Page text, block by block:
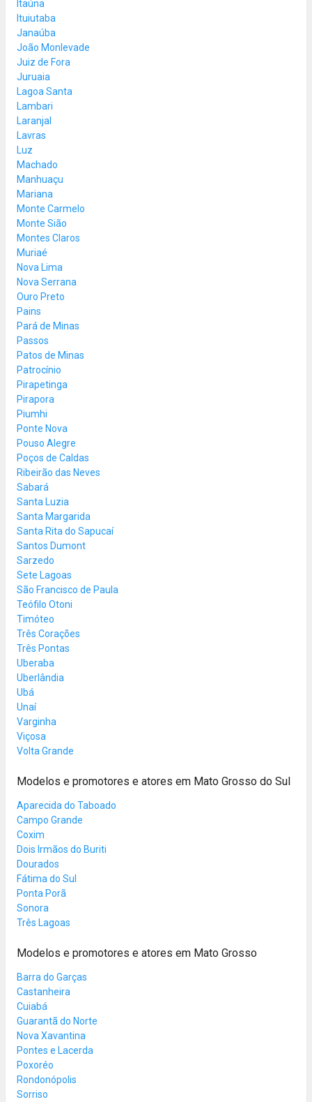
Itaúna
Ituiutaba
Janaúba
João Monlevade
Juiz de Fora
Juruaia
Lagoa Santa
Lambari
Laranjal
Lavras
Luz
Machado
Manhuaçu
Mariana
Monte Carmelo
Monte Sião
Montes Claros
Muriaé
Nova Lima
Nova Serrana
Ouro Preto
Pains
Pará de Minas
Passos
Patos de Minas
Patrocínio
Pirapetinga
Pirapora
Piumhi
Ponte Nova
Pouso Alegre
Poços de Caldas
Ribeirão das Neves
Sabará
Santa Luzia
Santa Margarida
Santa Rita do Sapucaí
Santos Dumont
Sarzedo
Sete Lagoas
São Francisco de Paula
Teófilo Otoni
Timóteo
Três Corações
Três Pontas
Uberaba
Uberlândia
Ubá
Unaí
Varginha
Viçosa
Volta Grande
Modelos e promotores e atores em Mato Grosso do Sul
Aparecida do Taboado
Campo Grande
Coxim
Dois Irmãos do Buriti
Dourados
Fátima do Sul
Ponta Porã
Sonora
Três Lagoas
Modelos e promotores e atores em Mato Grosso
Barra do Garças
Castanheira
Cuiabá
Guarantã do Norte
Nova Xavantina
Pontes e Lacerda
Poxoréo
Rondonópolis
Sorriso